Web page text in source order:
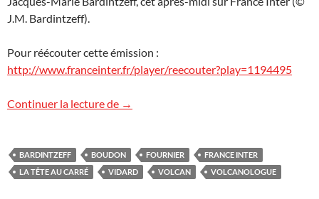
J.M. Bardintzeff).
Pour réécouter cette émission :
http://www.franceinter.fr/player/reecouter?play=1194495
Continuer la lecture de Les volcans sur France Inter
→
BARDINTZEFF BOUDON FOURNIER
FRANCE INTER
LA TÊTE AU CARRÉ
VIDARD VOLCAN VOLCANOLOGUE